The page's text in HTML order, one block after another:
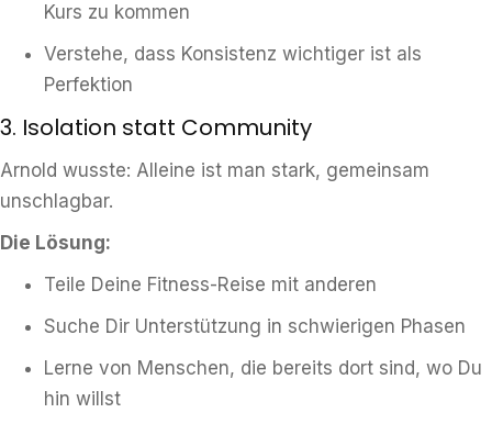
Kurs zu kommen
Verstehe, dass Konsistenz wichtiger ist als
Perfektion
3. Isolation statt Community
Arnold wusste: Alleine ist man stark, gemeinsam
unschlagbar.
Die Lösung:
Teile Deine Fitness-Reise mit anderen
Suche Dir Unterstützung in schwierigen Phasen
Lerne von Menschen, die bereits dort sind, wo Du
hin willst